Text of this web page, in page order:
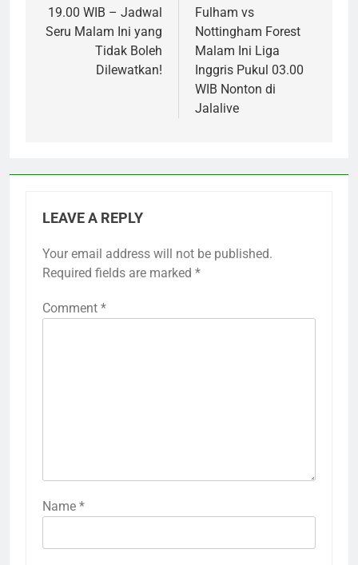
19.00 WIB – Jadwal
Seru Malam Ini yang
Tidak Boleh
Dilewatkan!
Fulham vs
Nottingham Forest
Malam Ini Liga
Inggris Pukul 03.00
WIB Nonton di
Jalalive
LEAVE A REPLY
Your email address will not be published.
Required fields are marked *
Comment *
Name *